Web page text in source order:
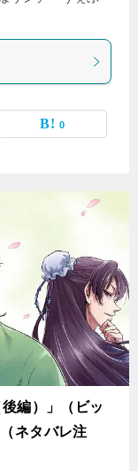
0
編）」（ビッ
ネタバレ注